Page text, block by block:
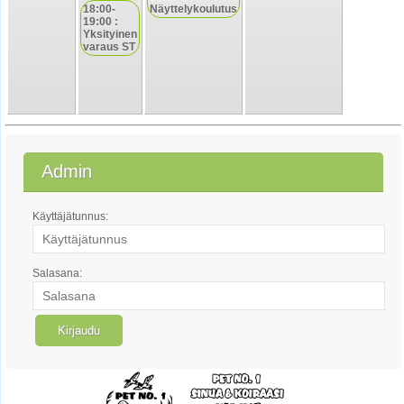
18:00-
19:00 :
Yksityinen
varaus ST
Näyttelykoulutus
Admin
Käyttäjätunnus:
Salasana: